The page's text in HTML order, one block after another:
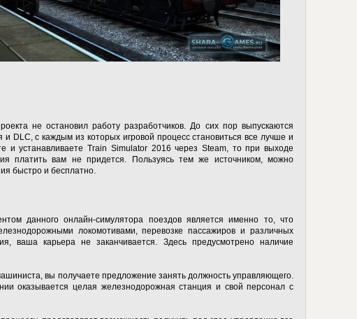
не остановил работу разработчиков. До сих пор выпускаются
DLC, с каждым из которых игровой процесс становиться все лучше и
и устанавливаете Train Simulator 2016 через Steam, то при выходе
платить вам не придется. Пользуясь тем же источником, можно
быстро и бесплатно.
данного онлайн-симулятора поездов является именно то, что
локомотивами, перевозке пассажиров и различных
ваша карьера не заканчивается. Здесь предусмотрено наличие
вы получаете предложение занять должность управляющего.
оказывается целая железнодорожная станция и свой персонал с